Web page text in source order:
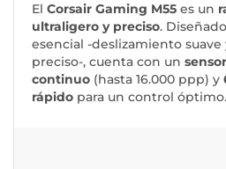
El Corsair Gaming M55 es un
ultraligero y preciso.
esencial -deslizamiento
preciso-, cuenta con un
continuo (hasta 16.000 ppp) y
rápido para un control óptimo.